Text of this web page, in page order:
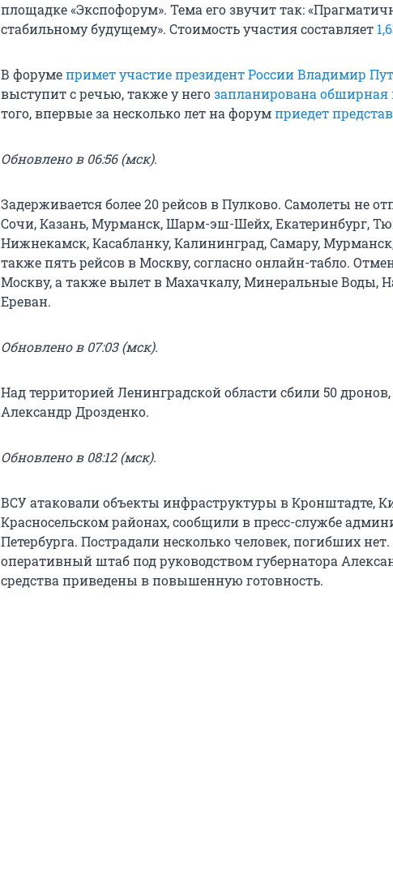
площадке «Экспофорум». Тема его звучит так:
стабильному будущему». Стоимость участия составляет
В форумепримет участие президент России Владимир
выступит с речью, также у негозапланирована обширная
того, впервые за несколько лет на форумприедет
Обновлено в 06:56 (мск).
Задерживается более 20 рейсов в Пулково. Самолеты не
Сочи, Казань, Мурманск, Шарм-эш-Шейх, Екатеринбург,
Нижнекамск, Касабланку, Калининград, Самару,
также пять рейсов в Москву, согласно онлайн-табло.
Москву, а также вылет в Махачкалу, Минеральные Воды,
Ереван.
Обновлено в 07:03 (мск).
Над территорией Ленинградской области сбили 50
Александр Дрозденко.
Обновлено в 08:12 (мск).
ВСУ атаковали объекты инфраструктуры в Кронштадте,
Красносельском районах, сообщили в пресс-службе
Петербурга. Пострадали несколько человек, погибших нет.
оперативный штаб под руководством губернатора
средства приведены в повышенную готовность.